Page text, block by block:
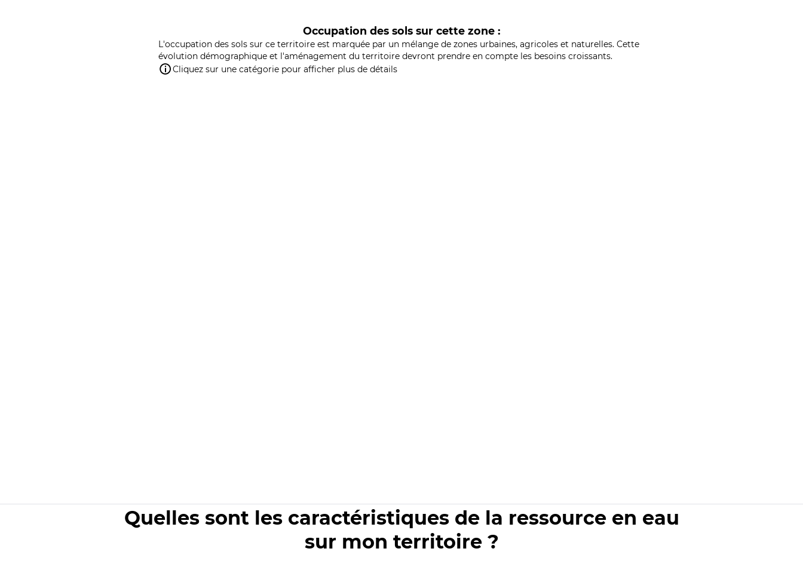
Occupation des sols sur cette zone :
L'occupation des sols sur ce territoire est marquée par un mélange de zones urbaines, agricoles et naturelles. Cette
évolution démographique et l'aménagement du territoire devront prendre en compte les besoins croissants.
Cliquez sur une catégorie pour afficher plus de détails
Quelles sont les caractéristiques de la ressource en eau
sur mon territoire ?